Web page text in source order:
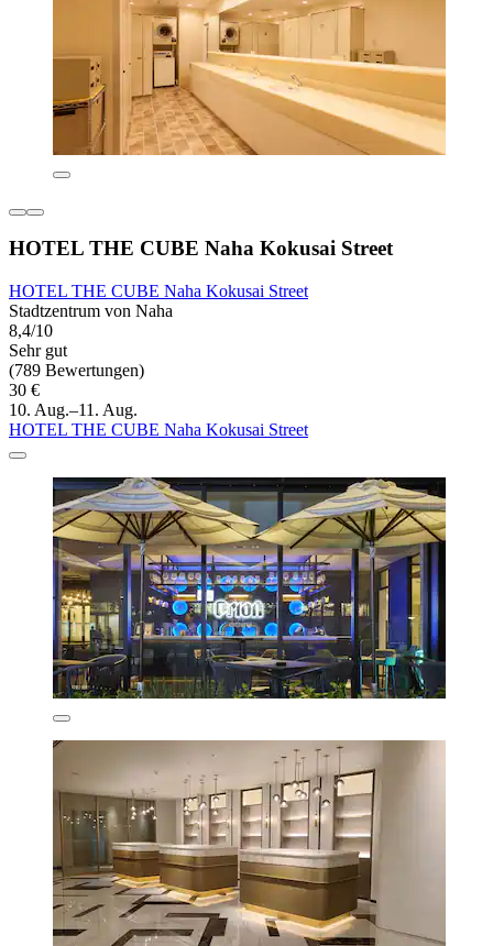
HOTEL THE CUBE Naha Kokusai Street
HOTEL THE CUBE Naha Kokusai Street
Stadtzentrum von Naha
8,4/10
Sehr gut
(789 Bewertungen)
30 €
10. Aug.–11. Aug.
HOTEL THE CUBE Naha Kokusai Street